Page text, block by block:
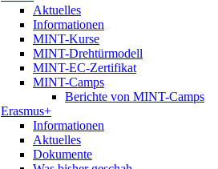
Aktuelles
Informationen
MINT-Kurse
MINT-Drehtürmodell
MINT-EC-Zertifikat
MINT-Camps
Berichte von MINT-Camps
Erasmus+
Informationen
Aktuelles
Dokumente